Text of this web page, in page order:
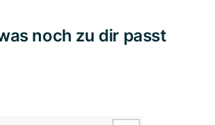
noch zu dir passt